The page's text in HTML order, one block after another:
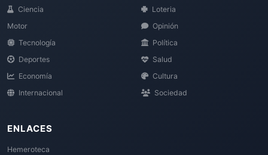
Ciencia
Motor
Tecnología
Deportes
Economía
Internacional
Loteria
Opinión
Política
Salud
Cultura
Sociedad
ENLACES
Hemeroteca